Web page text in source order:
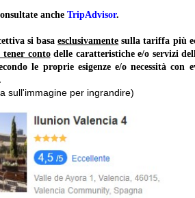
anche TripAdvisor.
si basaesclusivamente sulla tariffa più
tener contodelle caratteristiche e/o servizi
le proprie esigenze e/o necessità
sull'immagine per ingrandire)